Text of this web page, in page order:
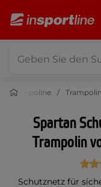
Trampoline
Spartan
Trampolin
Schutznetz für